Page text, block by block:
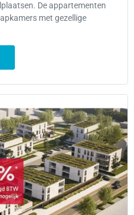
De appartementen
met gezellige